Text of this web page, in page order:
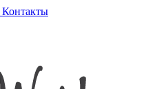
Контакты